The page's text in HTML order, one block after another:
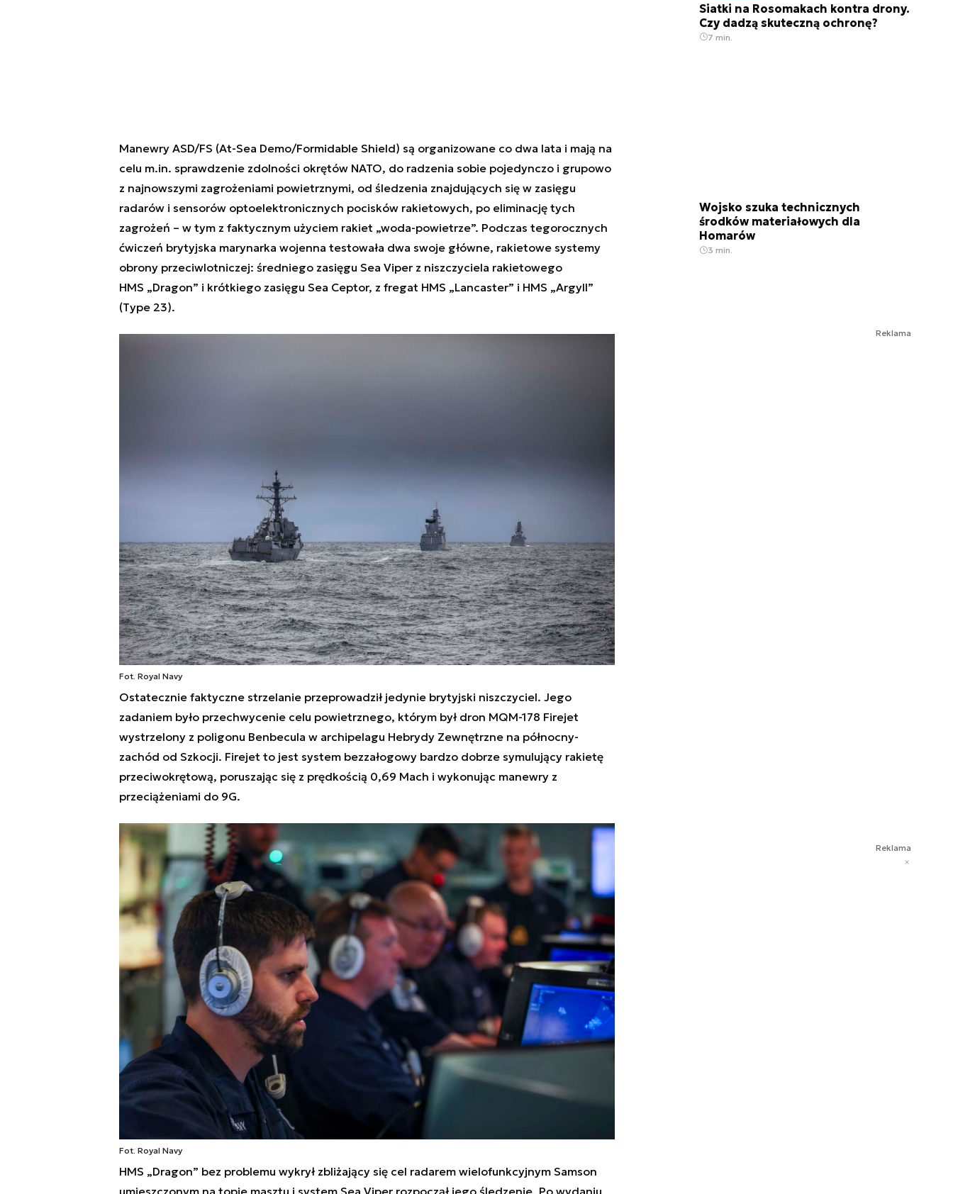
Manewry ASD/FS (At-Sea Demo/Formidable Shield) są organizowane co dwa lata i mają na
celu m.in. sprawdzenie zdolności okrętów NATO, do radzenia sobie pojedynczo i grupowo
z najnowszymi zagrożeniami powietrznymi, od śledzenia znajdujących się w zasięgu
radarów i sensorów optoelektronicznych pocisków rakietowych, po eliminację tych
zagrożeń – w tym z faktycznym użyciem rakiet „woda-powietrze”. Podczas tegorocznych
ćwiczeń brytyjska marynarka wojenna testowała dwa swoje główne, rakietowe systemy
obrony przeciwlotniczej: średniego zasięgu Sea Viper z niszczyciela rakietowego
HMS „Dragon” i krótkiego zasięgu Sea Ceptor, z fregat HMS „Lancaster” i HMS „Argyll”
(Type 23).
Fot. Royal Navy
Ostatecznie faktyczne strzelanie przeprowadził jedynie brytyjski niszczyciel. Jego
zadaniem było przechwycenie celu powietrznego, którym był dron MQM-178 Firejet
wystrzelony z poligonu Benbecula w archipelagu Hebrydy Zewnętrzne na północny-
zachód od Szkocji. Firejet to jest system bezzałogowy bardzo dobrze symulujący rakietę
przeciwokrętową, poruszając się z prędkością 0,69 Mach i wykonując manewry z
przeciążeniami do 9G.
Fot. Royal Navy
HMS „Dragon” bez problemu wykrył zbliżający się cel radarem wielofunkcyjnym Samson
Siatki na Rosomakach kontra drony.
Czy dadzą skuteczną ochronę?
7 min.
Wojsko szuka technicznych
środków materiałowych dla
Homarów
3 min.
Reklama
Reklama